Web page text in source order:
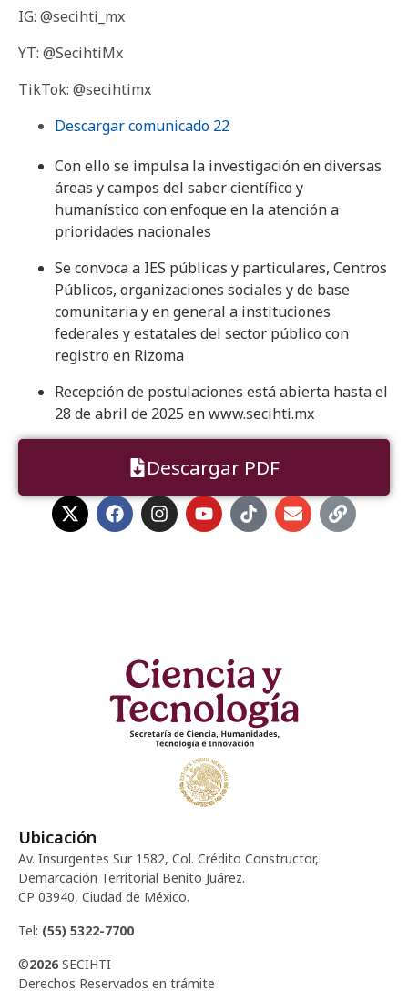
IG: @secihti_mx
YT: @SecihtiMx
TikTok: @secihtimx
Descargar comunicado 22
Con ello se impulsa la investigación en diversas
áreas y campos del saber científico y
humanístico con enfoque en la atención a
prioridades nacionales
Se convoca a IES públicas y particulares, Centros
Públicos, organizaciones sociales y de base
comunitaria y en general a instituciones
federales y estatales del sector público con
registro en Rizoma
Recepción de postulaciones está abierta hasta el
28 de abril de 2025 en www.secihti.mx
Descargar PDF
Ubicación
Av. Insurgentes Sur 1582, Col. Crédito Constructor,
Demarcación Territorial Benito Juárez.
CP 03940, Ciudad de México.
Tel: (55) 5322-7700
©2026 SECIHTI
Derechos Reservados en trámite